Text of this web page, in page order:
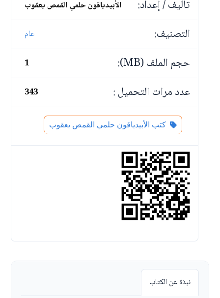
تأليف / إعداد:
الأبيدياقون حلمي القمص يعقوب
التصنيف: عام
حجم الملف (MB): 1
عدد مرات التحميل : 343
كتب الأبيدياقون حلمي القمص يعقوب
نبذة عن الكتاب